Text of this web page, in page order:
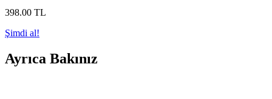
398.00 TL
Şimdi al!
Ayrıca Bakınız